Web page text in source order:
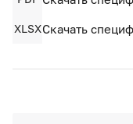
XLSXСкачать